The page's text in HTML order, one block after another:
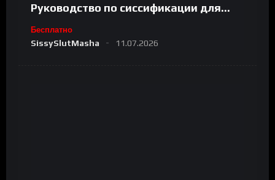
Руководство по сиссификации для
Бесплатно
SissySlutMasha 11.07.2026